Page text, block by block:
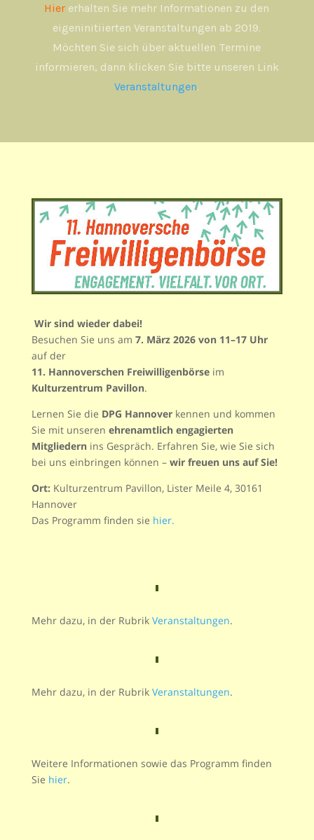
Hier erhalten Sie mehr Informationen zu den
eigeninitiierten Veranstaltungen ab 2019.
Möchten Sie sich über aktuellen Termine
informieren, dann klicken Sie bitte unseren Link
Veranstaltungen.
Wir sind wieder dabei!
Besuchen Sie uns am 7. März 2026 von 11–17 Uhr
auf der
11. Hannoverschen Freiwilligenbörseim
Kulturzentrum Pavillon.
Lernen Sie die DPG Hannoverkennen und kommen
Sie mit unseren ehrenamtlich engagierten
Mitgliedernins Gespräch. Erfahren Sie, wie Sie sich
bei uns einbringen können – wir freuen uns auf Sie!
Ort: Kulturzentrum Pavillon, Lister Meile 4, 30161
Hannover
Das Programm finden sie hier.
Mehr dazu, in der Rubrik Veranstaltungen.
Mehr dazu, in der Rubrik Veranstaltungen.
Weitere Informationen sowie das Programm finden
Sie hier.